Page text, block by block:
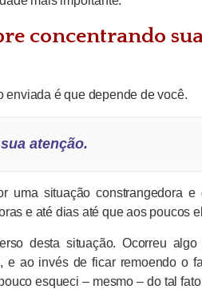
concentrando
enviada é que depende de você.
atenção.
uma situação constrangedora e
e até dias até que aos poucos
desta situação. Ocorreu
e ao invés de ficar remoendo o
esqueci – mesmo – do tal